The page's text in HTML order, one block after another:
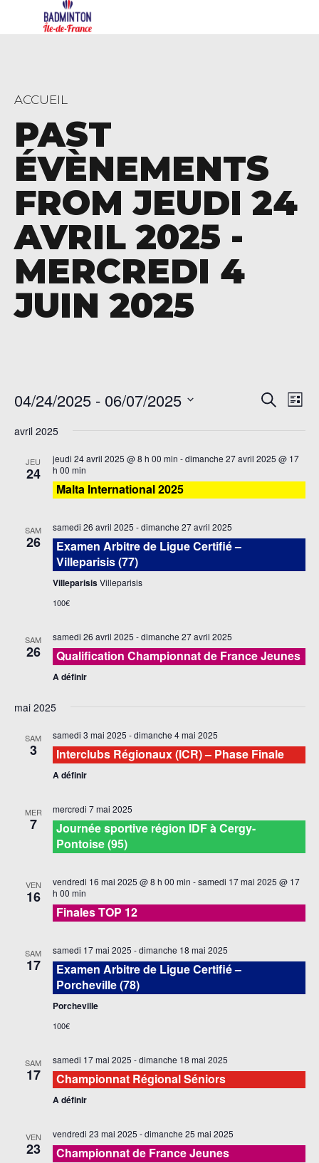
ACCUEIL
PAST
ÉVÈNEMENTS
FROM JEUDI 24
AVRIL 2025 -
MERCREDI 4
JUIN 2025
de
vues
Liste
04/24/2025 - 06/07/2025
une
avril 2025
JEU
24
jeudi 24 avril 2025 @ 8 h 00 min -dimanche 27 avril 2025 @ 17
h 00 min
Malta International 2025
SAM
26
samedi 26 avril 2025 -dimanche 27 avril 2025
Examen Arbitre de Ligue Certifié –
Villeparisis (77)
VilleparisisVilleparisis
100€
SAM
26
samedi 26 avril 2025 -dimanche 27 avril 2025
Qualification Championnat de France Jeunes
A définir
mai 2025
SAM
3
samedi 3 mai 2025 -dimanche 4 mai 2025
Interclubs Régionaux (ICR) – Phase Finale
A définir
MER
7
mercredi 7 mai 2025
Journée sportive région IDF à Cergy-
Pontoise (95)
VEN
16
vendredi 16 mai 2025 @ 8 h 00 min -samedi 17 mai 2025 @ 17
h 00 min
Finales TOP 12
SAM
17
samedi 17 mai 2025 -dimanche 18 mai 2025
Examen Arbitre de Ligue Certifié –
Porcheville (78)
Porcheville
100€
SAM
17
samedi 17 mai 2025 -dimanche 18 mai 2025
Championnat Régional Séniors
A définir
VEN
23
vendredi 23 mai 2025 -dimanche 25 mai 2025
Championnat de France Jeunes